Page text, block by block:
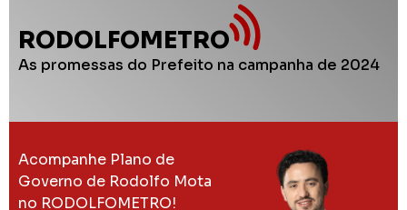
RODOLFOMETRO
As promessas do Prefeito na campanha de 2024
Acompanhe Plano de
Governo de Rodolfo Mota
no RODOLFOMETRO!